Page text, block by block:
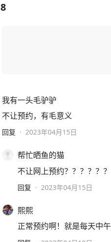
8
我有一头毛驴驴
不让预约，有毛意义
回复 · 2023年04月15日
帮忙晒鱼的猫
不让网上预约？？？？？？
回复 · 2023年04月15日
熙熙
正常预约啊！就是每天中